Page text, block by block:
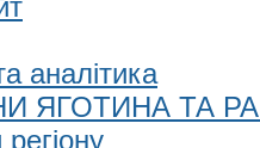
аналітика
ЯГОТИНА ТА